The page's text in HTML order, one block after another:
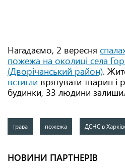
Нагадаємо, 2 вересня
пожежа на околиці села
(Дворічанський район).
встигли врятувати тварин і
будинки, 33 людини
трава пожежа ДСНС в